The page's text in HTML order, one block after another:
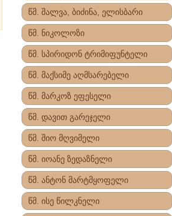
წმ. შალვა, ბიძინა, ელისბარი
წმ. ნიკოლოზი
წმ. სპირიდონ ტრიმიფუნტელი
წმ. მაქსიმე აღმსარებელი
წმ. მარკოზ ეფესელი
წმ. დავით გარეჯელი
წმ. შიო მღვიმელი
წმ. იოანე ზედაზნელი
წმ. ანტონ მარტმყოფელი
წმ. ისე წილკნელი